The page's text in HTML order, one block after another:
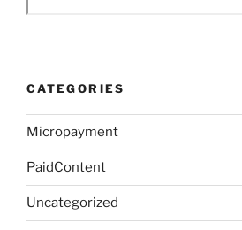
CATEGORIES
Micropayment
PaidContent
Uncategorized